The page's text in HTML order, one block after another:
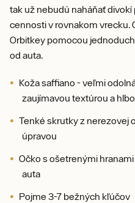
tak už nebudú naháňať divokí
cennosti v rovnakom vrecku.
Orbitkey pomocou
od auta.
Koža saffiano - veľmi
zaujímavou textúrou a
Tenké skrutky z
úpravou
Očko s ošetrenými
auta
Pojme 3-7 bežných